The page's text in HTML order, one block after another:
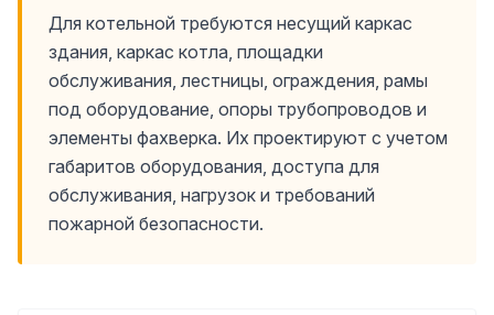
Для котельной требуются несущий каркас
здания, каркас котла, площадки
обслуживания, лестницы, ограждения, рамы
под оборудование, опоры трубопроводов и
элементы фахверка. Их проектируют с учетом
габаритов оборудования, доступа для
обслуживания, нагрузок и требований
пожарной безопасности.